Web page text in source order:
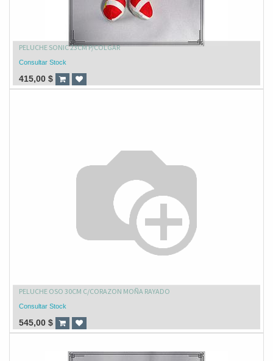
PELUCHE SONIC 23CM P/COLGAR
Consultar Stock
415,00 $
PELUCHE OSO 30CM C/CORAZON MOÑA RAYADO
Consultar Stock
545,00 $